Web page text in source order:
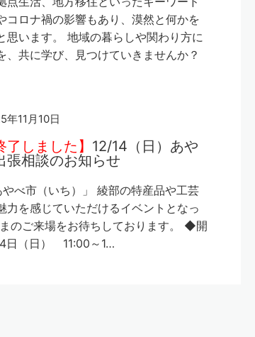
コロナ禍の影響もあり、漠然と何かを
思います。 地域の暮らしや関わり方に
、共に学び、見つけていきませんか？
年11月10日
了しました】 12/14（日）あや
張相談のお知らせ
べ市（いち）」 綾部の特産品や工芸
力を感じていただけるイベントとなっ
のご来場をお待ちしております。 ◆開
日（日） 11:00～1…